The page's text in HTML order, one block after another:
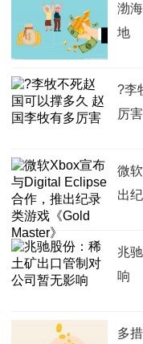
渤
地
?李
厉害
微
出
兆
响
多